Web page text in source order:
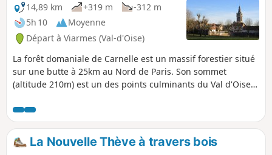
14,89 km
+319 m
-312 m
5h 10
Moyenne
Départ à Viarmes (Val-d'Oise)
La forêt domaniale de Carnelle est un massif forestier situé
sur une butte à 25km au Nord de Paris. Son sommet
(altitude 210m) est un des points culminants du Val d'Oise.
agréables de la région. Le parcours de cette randonnée suit
en partie le flanc Nord du massif et permet de découvrir
quelques particularités intéressantes de la forêt et de ses
abords.La Nouvelle Thève à travers bois